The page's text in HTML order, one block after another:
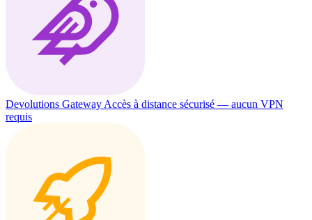
Devolutions Gateway Accès à distance sécurisé — aucun VPN
requis